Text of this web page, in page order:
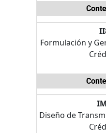
Formulación y
Diseño de